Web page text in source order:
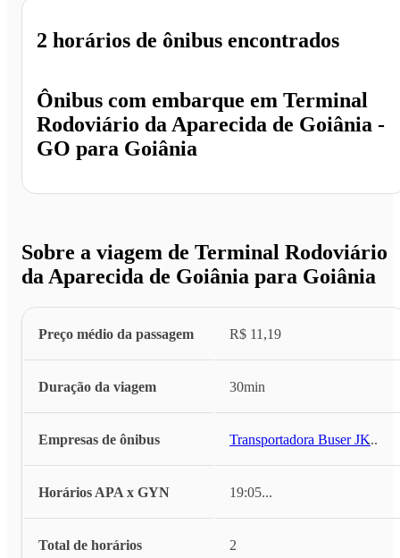
Ônibus com embarque em Terminal
Rodoviário da Aparecida de Goiânia -
GO para Goiânia
2 horários de ônibus encontrados
Sobre a viagem de Terminal Rodoviário
da Aparecida de Goiânia para Goiânia
Preço médio da passagem R$ 11,19
Duração da viagem 30min
Empresas de ônibus Transportadora Buser JK...
Horários APA x GYN 19:05...
Total de horários 2